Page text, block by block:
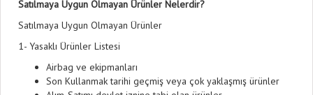
Satılmaya Uygun Olmayan Ürünler Nelerdir?
Satılmaya Uygun Olmayan Ürünler
1- Yasaklı Ürünler Listesi
Airbag ve ekipmanları
Son Kullanmak tarihi geçmiş veya çok yaklaşmış ürünler